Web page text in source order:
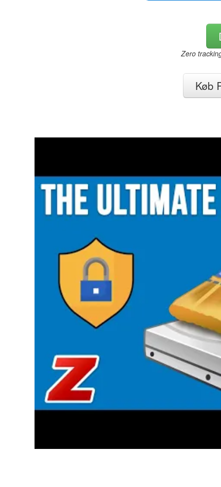
Zero
Køb